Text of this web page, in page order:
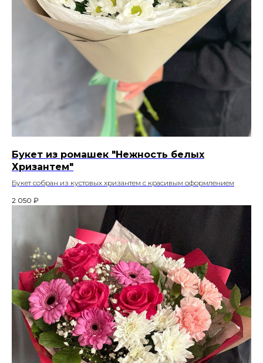
Букет из ромашек "Нежность белых
Хризантем"
Букет собран из кустовых хризантем с красивым оформлением
2 050 ₽